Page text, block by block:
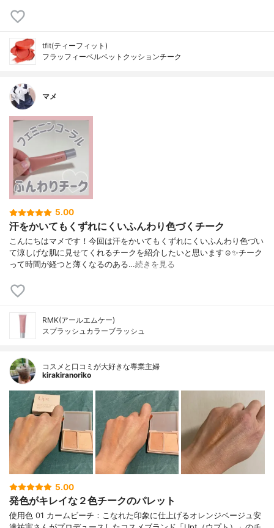
tfit(ティーフィット)
フラッフィーベルベットクッションチーク
マメ
5.00
汗をかいてもくずれにくいふんわり色づくチーク
こんにちはマメです！今回は汗をかいてもくずれにくいふんわり色づい
て涼しげな肌に見せてくれるチークを紹介したいと思います☺️✨チーク
って時間が経つと薄くなるのある…続きを見る
RMK(アールエムケー)
スプラッシュカラーブラッシュ
コスメと口コミが大好きな専業主婦
kirakiranoriko
5.00
発色がキレイな２色チークのパレット
使用色 01 カームビーチ：こなれた印象に仕上げるオレンジベージュ安